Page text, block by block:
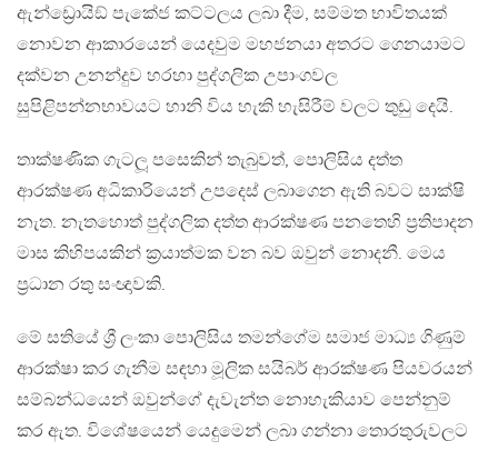
ඇන්ඩ්‍රොයිඞ් පැකේජ කට්ටලය ලබා දීම, සම්මත භාවිතයක්
නොවන ආකාරයෙන් යෙදවුම මහජනයා අතරට ගෙනයාමට
දක්වන උනන්දුව හරහා පුද්ගලික උපාංගවල
සුපිළිපන්නභාවයට හානි විය හැකි හැසිරීම් වලට තුඩු දෙයි.
තාක්ෂණික ගැටලූ පසෙකින් තැබුවත්, පොලිසිය දත්ත
ආරක්ෂණ අධිකාරියෙන් උපදෙස් ලබාගෙන ඇති බවට සාක්ෂි
නැත. නැතහොත් පුද්ගලික දත්ත ආරක්ෂණ පනතෙහි ප්‍රතිපාදන
මාස කිහිපයකින් ක්‍රයාත්මක වන බව ඔවුන් නොදනී. මෙය
ප්‍රධාන රතු සංඥාවකි.
මේ සතියේ ශ්‍රී ලංකා පොලිසිය තමන්ගේම සමාජ මාධ්‍ය ගිණුම්
ආරක්ෂා කර ගැනීම සඳහා මූලික සයිබර් ආරක්ෂණ පියවරයන්
සම්බන්ධයෙන් ඔවුන්ගේ දැවැන්ත නොහැකියාව පෙන්නුම්
කර ඇත. විශේෂයෙන් යෙදුමෙන් ලබා ගන්නා තොරතුරුවලට